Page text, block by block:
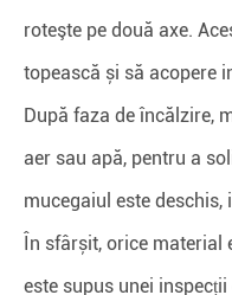
roteşte pe două axe.
topească și să acopere
După faza de încălzire,
aer sau apă, pentru a
mucegaiul este
În sfârșit, orice material
este supus unei